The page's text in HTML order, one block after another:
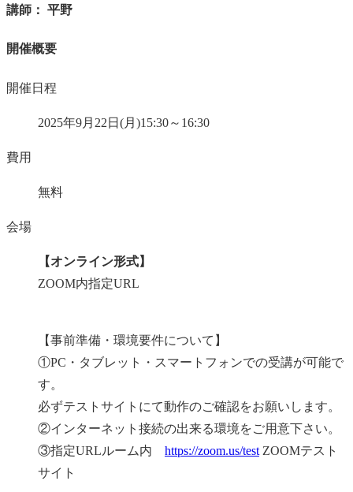
講師： 平野
開催概要
開催日程
2025年9月22日(月)15:30～16:30
費用
無料
会場
【オンライン形式】
ZOOM内指定URL
【事前準備・環境要件について】
①PC・タブレット・スマートフォンでの受講が可能で
す。
必ずテストサイトにて動作のご確認をお願いします。
②インターネット接続の出来る環境をご用意下さい。
③指定URLルーム内 https://zoom.us/test ZOOMテスト
サイト